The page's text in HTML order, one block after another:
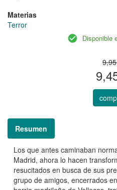
Materias
Terror
Disponible
Resumen
Los que antes caminaban
Madrid, ahora lo hacen
resucitados en busca de sus
grupo de amigos, encerrados